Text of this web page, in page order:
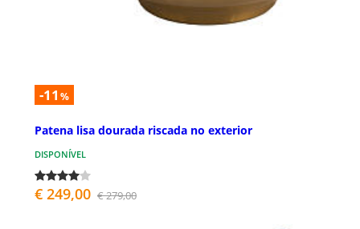
-11 %
Patena lisa dourada riscada no exterior
DISPONÍVEL
€ 249,00 € 279,00